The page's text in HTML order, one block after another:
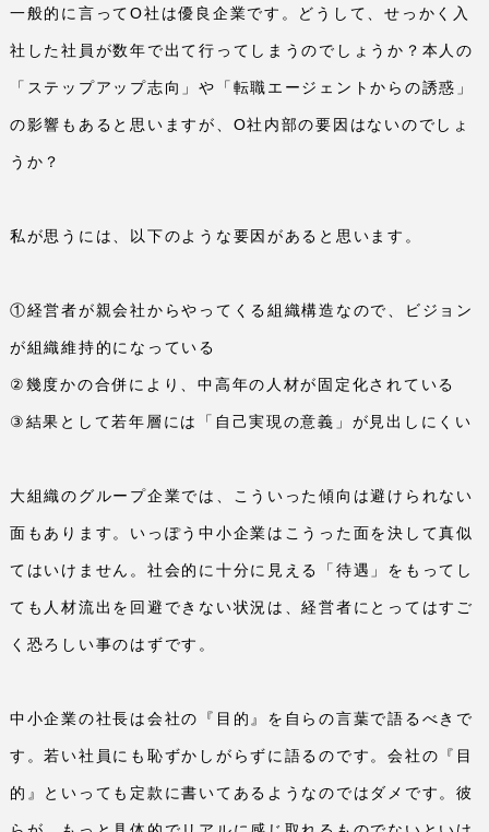
一般的に言ってO社は優良企業です。どうして、せっかく入
社した社員が数年で出て行ってしまうのでしょうか？本人の
「ステップアップ志向」や「転職エージェントからの誘惑」
の影響もあると思いますが、 O社内部の要因はないのでしょ
うか？
私が思うには、以下のような要因があると思います。
①経営者が親会社からやってくる組織構造なので、ビジョン
が組織維持的になっている
②幾度かの合併により、中高年の人材が固定化されている
③結果として若年層には「自己実現の意義」が見出しにくい
大組織のグループ企業では、こういった傾向は避けられない
面もあります。いっぽう中小企業はこうった面を決して真似
てはいけません。社会的に十分に見える「待遇」をもってし
ても人材流出を回避できない状況は、経営者にとってはすご
く恐ろしい事のはずです。
中小企業の社長は会社の『目的』を自らの言葉で語るべきで
す。若い社員にも恥ずかしがらずに語るのです。会社の『目
的』といっても定款に書いてあるようなのではダメです。彼